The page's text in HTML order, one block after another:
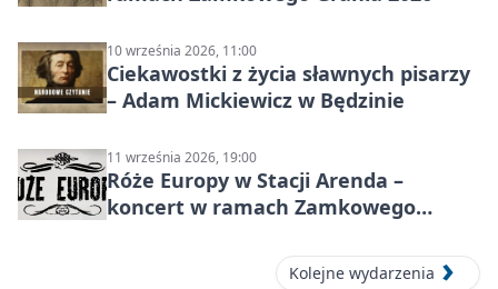
10 września 2026, 11:00
Ciekawostki z życia sławnych pisarzy
– Adam Mickiewicz w Będzinie
11 września 2026, 19:00
Róże Europy w Stacji Arenda –
koncert w ramach Zamkowego
Kolejne wydarzenia